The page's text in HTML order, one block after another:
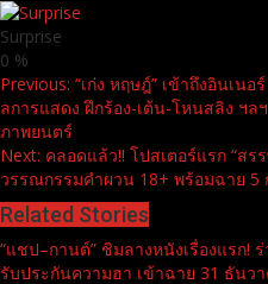
Surprise
0 %
Continue
Reading
Previous: “เก่ง หฤษฎ์” เข้าถึงอินเน
ลการแสดง ฝึกร้อง-เต้น-โหนสลิง ฯล
ภาพยนตร์
Next: คลอดแล้ว!! โปสเตอร์แรก “ส
วรรณกรรมคำผวน 18+ พร้อมฉาย 5
Related Stories
“แชป–กานต์” ชิมลางหนังเรื่องแรก!
รับประกันความฮา เข้าฉาย 31 ธันว